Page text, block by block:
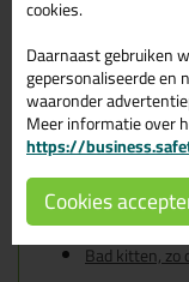
vandaag nog! Op
Wil je meer weten
product?Lees alles
Tips &
300ml
In de volgende
Bad kitten, zo
cookies.
Daarnaast gebruiken
gepersonaliseerde en
waaronder
Meer informatie over
https://
Cookies